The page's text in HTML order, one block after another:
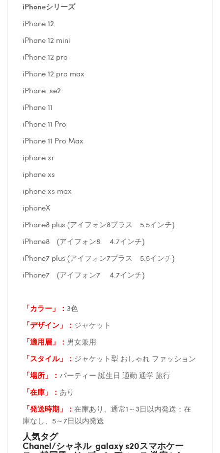
iPhoneシリーズ
iPhone 12
iPhone 12 mini
iPhone 12 pro
iPhone 12 pro max
iPhone se2
iPhone 11
iPhone 11 Pro
iPhone 11 Pro Max
iphone xr
iphone xs
iphone xs max
iphoneX
iPhone8 plus (アイフォン8プラス 5.5インチ)
iPhone8 (アイフォン8 4.7インチ)
iPhone7 plus (アイフォン7プラス 5.5インチ)
iPhone7 (アイフォン7 4.7インチ)
「カラー」： 3色
「デザイン」
： ジャケット
「適用層」： 男女兼用
「スタイル」： ジャケット型 おしゃれ ファッション
「場所 」： パーティー 誕生日 通勤 通学 旅行
「在庫 」： あり
「発送時期 」： 在庫あり、通常1～3日以内発送；在
庫なし、5～7日以内発送
人気タグ
Chanel/シャネル galaxy s20スマホケー